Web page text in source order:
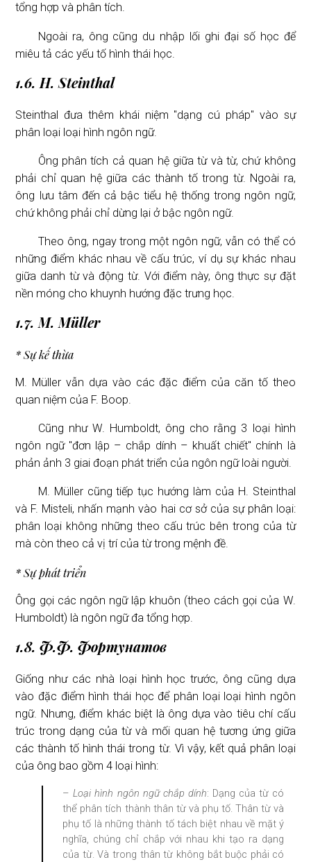
tổng hợp và phân tích.
Ngoài ra, ông cũng du nhập lối ghi đại số học để
miêu tả các yếu tố hình thái học.
1.6. H. Steinthal
Steinthal đưa thêm khái niệm "dạng cú pháp" vào sự
phân loại loại hình ngôn ngữ.
Ông phân tích cả quan hệ giữa từ và từ, chứ không
phải chỉ quan hệ giữa các thành tố trong từ. Ngoài ra,
ông lưu tâm đến cả bậc tiểu hệ thống trong ngôn ngữ,
chứ không phải chỉ dừng lại ở bậc ngôn ngữ.
Theo ông, ngay trong một ngôn ngữ, vẫn có thể có
những điểm khác nhau về cấu trúc, ví dụ sự khác nhau
giữa danh từ và động từ. Với điểm này, ông thực sự đặt
nền móng cho khuynh hướng đặc trưng học.
1.7. M. Müller
* Sự kế thừa
M. Müller vẫn dựa vào các đặc điểm của căn tố theo
quan niệm của F. Boop.
Cũng như W. Humboldt, ông cho rằng 3 loại hình
ngôn ngữ "đơn lập – chắp dính – khuất chiết" chính là
phản ảnh 3 giai đoạn phát triển của ngôn ngữ loài người.
M. Müller cũng tiếp tục hướng làm của H. Steinthal
và F. Misteli, nhấn mạnh vào hai cơ sở của sự phân loại:
phân loại không những theo cấu trúc bên trong của từ
mà còn theo cả vị trí của từ trong mệnh đề.
* Sự phát triển
Ông gọi các ngôn ngữ lập khuôn (theo cách gọi của W.
Humboldt) là ngôn ngữ đa tổng hợp.
1.8. Ф.Ф. Фортунатов
Giống như các nhà loại hình học trước, ông cũng dựa
vào đặc điểm hình thái học để phân loại loại hình ngôn
ngữ. Nhưng, điểm khác biệt là ông dựa vào tiêu chí cấu
trúc trong dạng của từ và mối quan hệ tương ứng giữa
các thành tố hình thái trong từ. Vì vậy, kết quả phân loại
của ông bao gồm 4 loại hình:
–Loại hình ngôn ngữ chắp dính: Dạng của từ có
thể phân tích thành thân từ và phụ tố. Thân từ và
phụ tố là những thành tố tách biệt nhau về mặt ý
nghĩa, chúng chỉ chắp với nhau khi tạo ra dạng
của từ. Và trong thân từ không bắt buộc phải có